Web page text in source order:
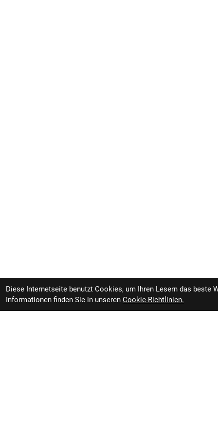
Diese Internetseite benutzt Cookies, um Ihren Lesern das beste
Informationen finden Sie in unseren Cookie-Richtlinien.